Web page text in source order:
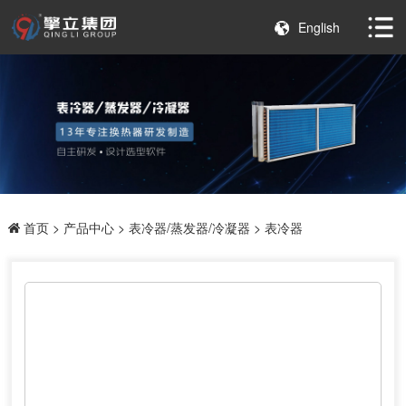
English
首页> 产品中心> 表冷器/蒸发器/冷凝器 > 表冷器